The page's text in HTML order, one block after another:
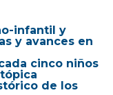
infantil y
y avances en
cinco niños
de los